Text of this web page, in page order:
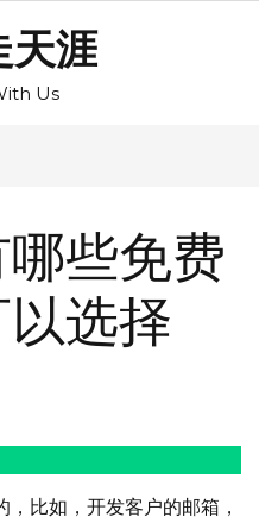
天涯
Us
些免费
选择
比如，开发客户的邮箱，